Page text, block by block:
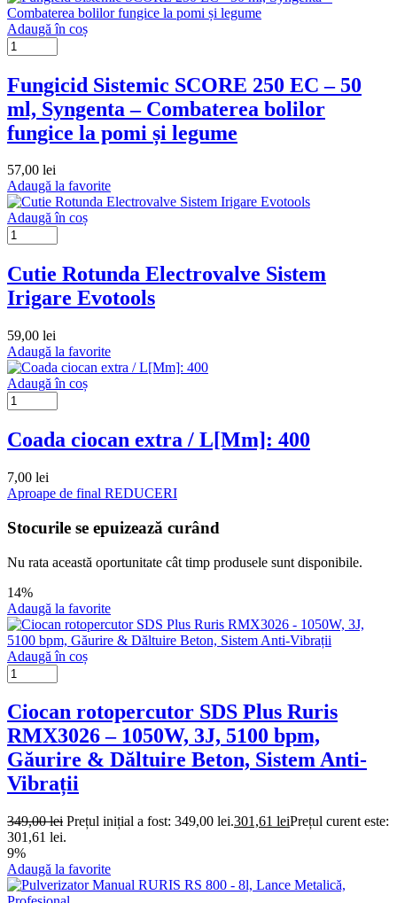
Adaugă în coș
Fungicid Sistemic SCORE 250 EC – 50
ml, Syngenta – Combaterea bolilor
fungice la pomi și legume
57,00 lei
Adaugă la favorite
Adaugă în coș
Cutie Rotunda Electrovalve Sistem
Irigare Evotools
59,00 lei
Adaugă la favorite
Adaugă în coș
Coada ciocan extra / L[Mm]: 400
7,00 lei
Aproape de final REDUCERI
Stocurile se epuizează curând
Nu rata această oportunitate cât timp produsele sunt disponibile.
14%
Adaugă la favorite
Adaugă în coș
Ciocan rotopercutor SDS Plus Ruris
RMX3026 – 1050W, 3J, 5100 bpm,
Găurire & Dăltuire Beton, Sistem Anti-
Vibrații
349,00lei Prețul inițial a fost: 349,00 lei.301,61 leiPrețul curent este:
301,61 lei.
9%
Adaugă la favorite